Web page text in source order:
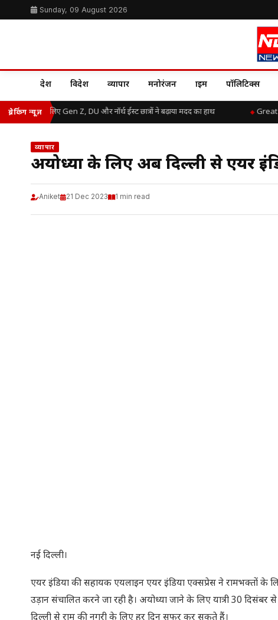
Sunday, 09 August 2026
देश विदेश व्यापार मनोरंजन क्राइम पॉलिटिक्स
ब्रेकिंग न्यूज़
बाढ़ राहत के लिए Gen Z, DU और नॉर्थ ईस्ट छात्रों ने बढ़ाया मदद का हाथ Great
व्यापार
अयोध्‍या के लिए अब दिल्ली से एयर
Aniket 21 Dec 2023 1 min read
नई दिल्ली।
एयर इंडिया की सहायक एयलाइन एयर इंडिया एक्‍सप्रेस ने रामभक्‍तों के
उड़ान संचालित करने जा रही है। अयोध्‍या जाने के लिए यात्री 30